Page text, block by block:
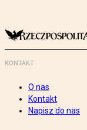
KONTAKT
O nas
Kontakt
Napisz do nas